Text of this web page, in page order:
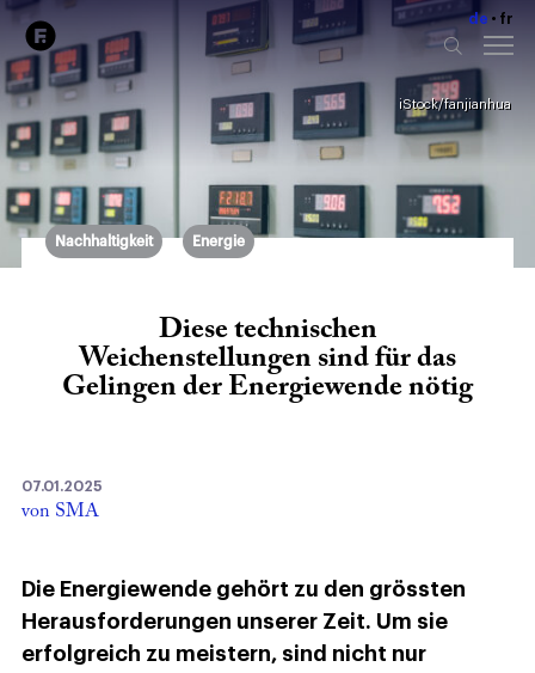
de fr
iStock/fanjianhua
Nachhaltigkeit Energie
Diese technischen
Weichenstellungen sind für das
Gelingen der Energiewende nötig
07.01.2025
von SMA
Die Energiewende gehört zu den grössten
Herausforderungen unserer Zeit. Um sie
erfolgreich zu meistern, sind nicht nur